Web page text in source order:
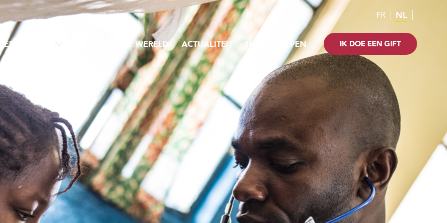
FR NL
MEMISA MEMISA IN DE WERELD ACTUALITEIT IK WIL HELPEN IK DOE EEN GIFT